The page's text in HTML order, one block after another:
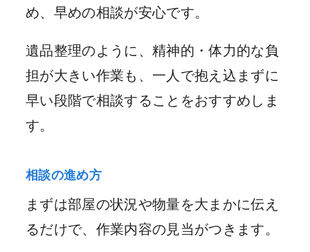
め、早めの相談が安心です。
遺品整理のように、精神的・体力的な負
担が大きい作業も、一人で抱え込まずに
早い段階で相談することをおすすめしま
す。
相談の進め方
まずは部屋の状況や物量を大まかに伝え
るだけで、作業内容の見当がつきます。